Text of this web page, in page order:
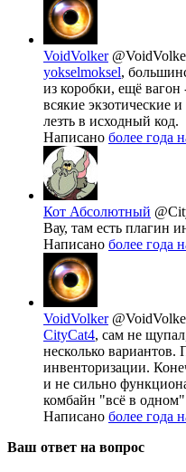
VoidVolker
yokselmoksel,
из коробки, ещё
всякие экзотические
лезть в исходный код.
Написано более года
Кот Абсолютный
Вау, там есть плагин
Написано более года
VoidVolker
CityCat4, сам не
несколько
инвенторизации.
и не сильно
комбайн "всё в
Написано более года
Ваш ответ на вопрос